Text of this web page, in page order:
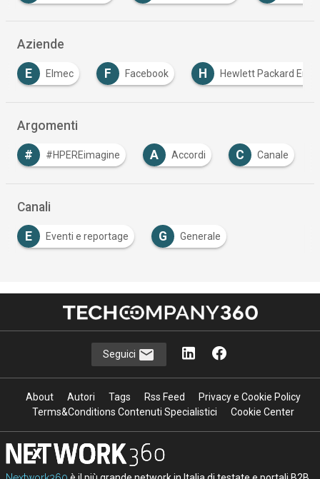
Aziende
F Facebook H Hewlett Packard Enterprise H
Argomenti
A Accordi C Canale D Digital D
Canali
E Eventi e reportage G Generale
Seguici
About Autori Tags Rss Feed
Privacy e Cookie Policy
Terms&Conditions Contenuti Specialistici
Cookie Center